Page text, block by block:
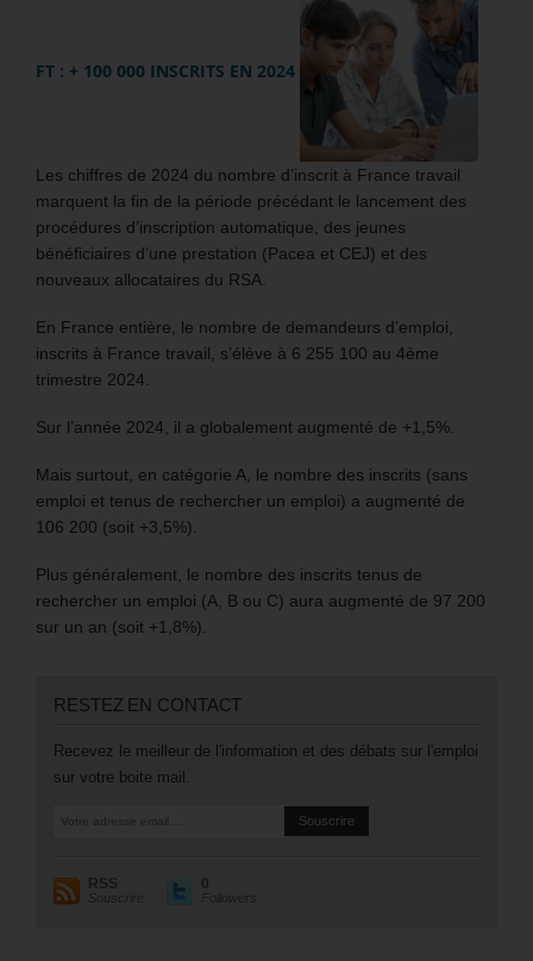
FT : + 100 000 INSCRITS EN 2024
Les chiffres de 2024 du nombre d’inscrit à France travail
marquent la fin de la période précédant le lancement des
procédures d’inscription automatique, des jeunes
bénéficiaires d’une prestation (Pacea et CEJ) et des
nouveaux allocataires du RSA.
En France entière, le nombre de demandeurs d’emploi,
inscrits à France travail, s’élève à 6 255 100 au 4ème
trimestre 2024.
Sur l’année 2024, il a globalement augmenté de +1,5%.
Mais surtout, en catégorie A, le nombre des inscrits (sans
emploi et tenus de rechercher un emploi) a augmenté de
106 200 (soit +3,5%).
Plus généralement, le nombre des inscrits tenus de
rechercher un emploi (A, B ou C) aura augmenté de 97 200
sur un an (soit +1,8%).
RESTEZ EN CONTACT
Recevez le meilleur de l'information et des débats sur l'emploi
sur votre boite mail.
RSS
Souscrire
0
Followers